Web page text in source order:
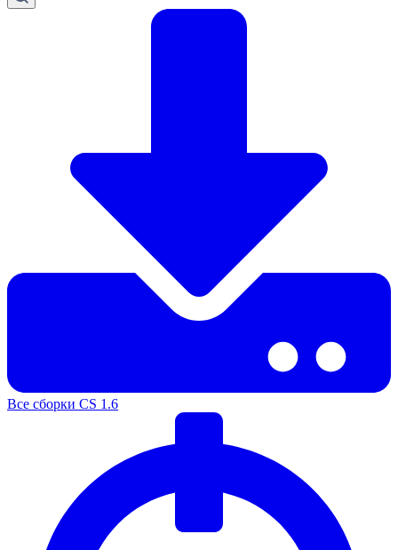
Все сборки CS 1.6